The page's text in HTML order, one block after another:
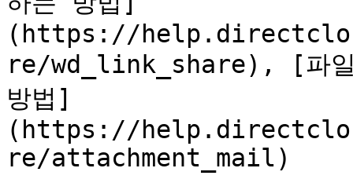
(https://
re/wd_link_share), [파일
방법]
(https://
re/attachment_mail)